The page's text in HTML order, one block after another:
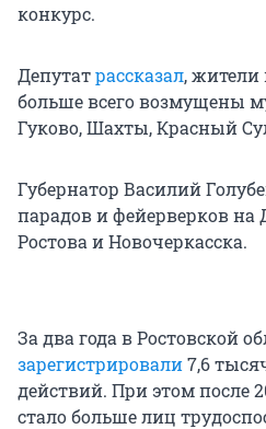
конкурс.
Депутатрассказал, жители
больше всего возмущены
Гуково, Шахты, Красный
Губернатор Василий
парадов и фейерверков
Ростова и Новочеркасска.
За два года в Ростовской
зарегистрировали7,6
действий. При этом после
стало больше лиц